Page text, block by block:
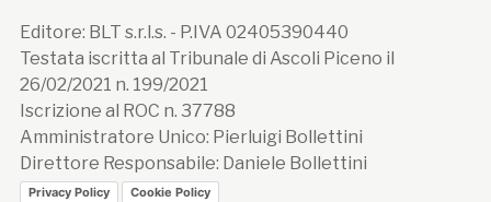
Editore: BLT s.r.l.s. - P.IVA 02405390440
Testata iscritta al Tribunale di Ascoli Piceno il
26/02/2021 n. 199/2021
Iscrizione al ROC n. 37788
Amministratore Unico: Pierluigi Bollettini
Direttore Responsabile: Daniele Bollettini
Privacy Policy Cookie Policy